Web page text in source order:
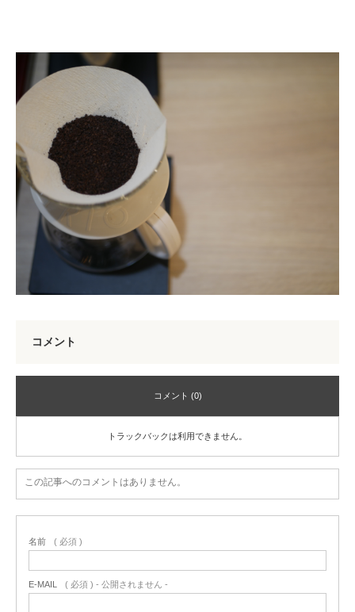
コメント
コメント (0)
トラックバックは利用できません。
この記事へのコメントはありません。
名前 ( 必須 )
E-MAIL ( 必須 ) - 公開されません -